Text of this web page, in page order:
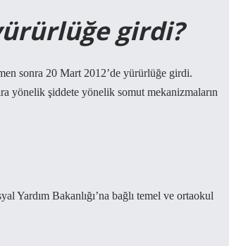
girdi?
sonra 20 Mart 2012’de yürürlüğe girdi.
yönelik şiddete yönelik somut mekanizmaların
Yardım Bakanlığı’na bağlı temel ve ortaokul